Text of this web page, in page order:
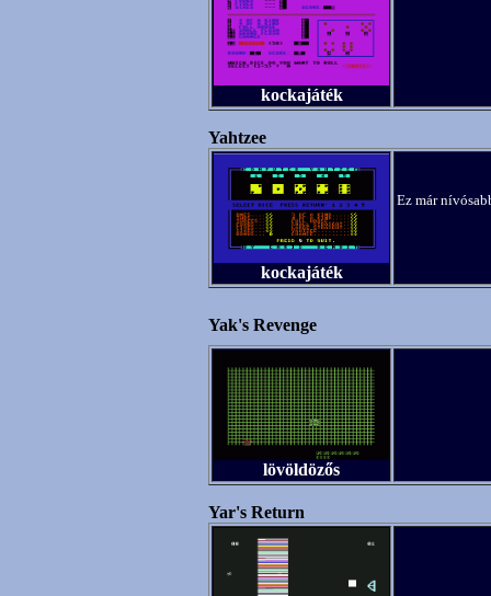
kockajáték
Yahtzee
kockajáték
Ez már
Yak's Revenge
lövöldözős
Yar's Return